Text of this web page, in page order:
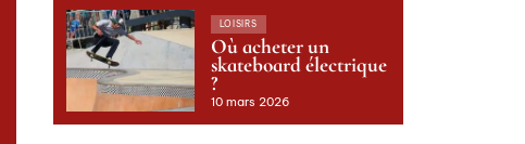
LOISIRS
Où acheter un
skateboard électrique
?
10 mars 2026